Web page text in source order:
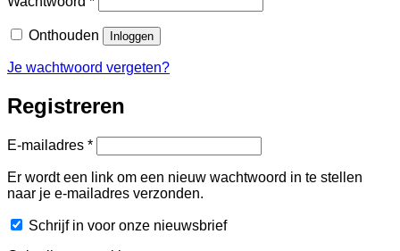
Onthouden Inloggen
Je wachtwoord vergeten?
Registreren
E-mailadres *Vereist
Er wordt een link om een nieuw wachtwoord in te stellen
naar je e-mailadres verzonden.
Schrijf in voor onze nieuwsbrief